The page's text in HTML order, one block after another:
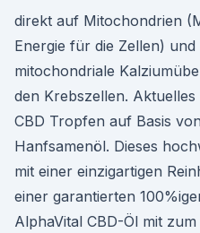
direkt auf Mitochondrien
Energie für die Zellen)
mitochondriale
den Krebszellen.
CBD Tropfen auf Basis
Hanfsamenöl. Dieses
mit einer einzigartigen
einer garantierten
AlphaVital CBD-Öl mit